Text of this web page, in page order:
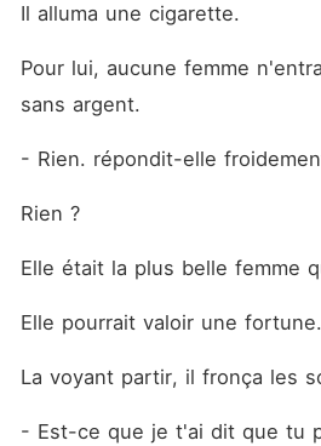
Il alluma une cigarette.
Pour lui, aucune femme
sans argent.
- Rien. répondit-elle
Rien ?
Elle était la plus belle femme
Elle pourrait valoir une fortune.
La voyant partir, il fronça les
- Est-ce que je t'ai dit que tu